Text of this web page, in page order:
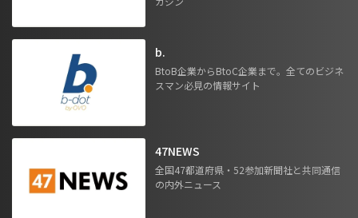
b.
BtoB企業からBtoC企業まで。全てのビジネ
スマン必見の情報サイト
47NEWS
全国47都道府県・52参加新聞社と共同通信
の内外ニュース